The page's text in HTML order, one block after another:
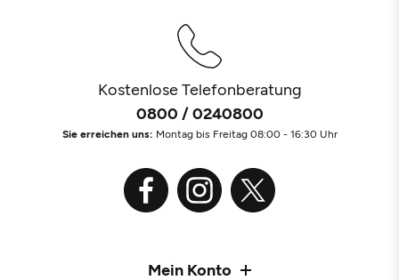
Kostenlose Telefonberatung
0800 / 0240800
Sie erreichen uns: Montag bis Freitag 08:00 - 16:30 Uhr
Mein Konto